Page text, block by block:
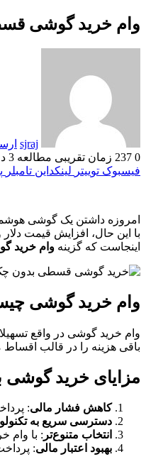
وام خرید گوشی
sjraj
0
زمان تقریبی مطالعه 3 دقیقه
فیسبوک توییتر لینکداین تامبلر
امروزه داشتن یک گوشی
با این حال، افزایش قیمت
اینجاست که گزینه وام خرید
وام خرید گوشی
وام خرید گوشی در واقع
باقی هزینه را در قالب اقساط
مزایای خرید گوشی
کاهش فشار مالی:
دسترسی سریع به
انتخاب متنوع‌تر : با وام
بهبود اعتبار مالی: